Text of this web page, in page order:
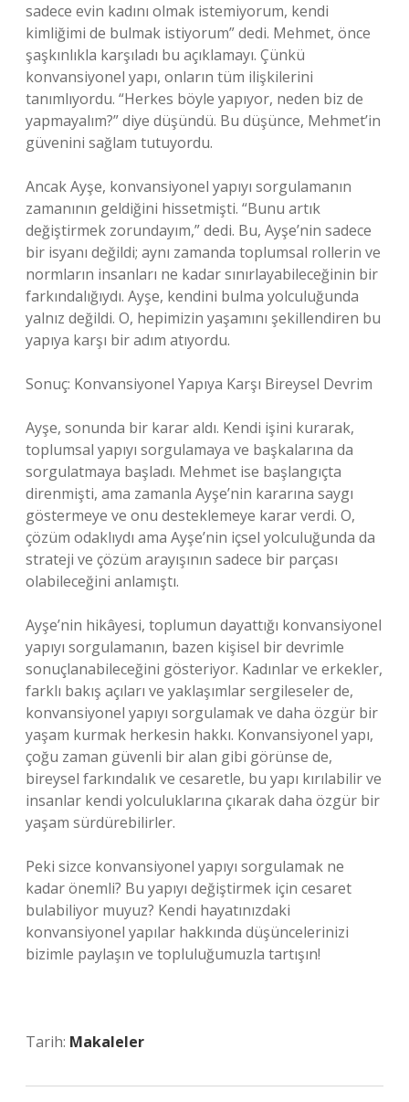
sadece evin kadını olmak istemiyorum, kendi
kimliğimi de bulmak istiyorum” dedi. Mehmet, önce
şaşkınlıkla karşıladı bu açıklamayı. Çünkü
konvansiyonel yapı, onların tüm ilişkilerini
tanımlıyordu. “Herkes böyle yapıyor, neden biz de
yapmayalım?” diye düşündü. Bu düşünce, Mehmet’in
güvenini sağlam tutuyordu.
Ancak Ayşe, konvansiyonel yapıyı sorgulamanın
zamanının geldiğini hissetmişti. “Bunu artık
değiştirmek zorundayım,” dedi. Bu, Ayşe’nin sadece
bir isyanı değildi; aynı zamanda toplumsal rollerin ve
normların insanları ne kadar sınırlayabileceğinin bir
farkındalığıydı. Ayşe, kendini bulma yolculuğunda
yalnız değildi. O, hepimizin yaşamını şekillendiren bu
yapıya karşı bir adım atıyordu.
Sonuç: Konvansiyonel Yapıya Karşı Bireysel Devrim
Ayşe, sonunda bir karar aldı. Kendi işini kurarak,
toplumsal yapıyı sorgulamaya ve başkalarına da
sorgulatmaya başladı. Mehmet ise başlangıçta
direnmişti, ama zamanla Ayşe’nin kararına saygı
göstermeye ve onu desteklemeye karar verdi. O,
çözüm odaklıydı ama Ayşe’nin içsel yolculuğunda da
strateji ve çözüm arayışının sadece bir parçası
olabileceğini anlamıştı.
Ayşe’nin hikâyesi, toplumun dayattığı konvansiyonel
yapıyı sorgulamanın, bazen kişisel bir devrimle
sonuçlanabileceğini gösteriyor. Kadınlar ve erkekler,
farklı bakış açıları ve yaklaşımlar sergileseler de,
konvansiyonel yapıyı sorgulamak ve daha özgür bir
yaşam kurmak herkesin hakkı. Konvansiyonel yapı,
çoğu zaman güvenli bir alan gibi görünse de,
bireysel farkındalık ve cesaretle, bu yapı kırılabilir ve
insanlar kendi yolculuklarına çıkarak daha özgür bir
yaşam sürdürebilirler.
Peki sizce konvansiyonel yapıyı sorgulamak ne
kadar önemli? Bu yapıyı değiştirmek için cesaret
bulabiliyor muyuz? Kendi hayatınızdaki
konvansiyonel yapılar hakkında düşüncelerinizi
bizimle paylaşın ve topluluğumuzla tartışın!
Tarih: Makaleler